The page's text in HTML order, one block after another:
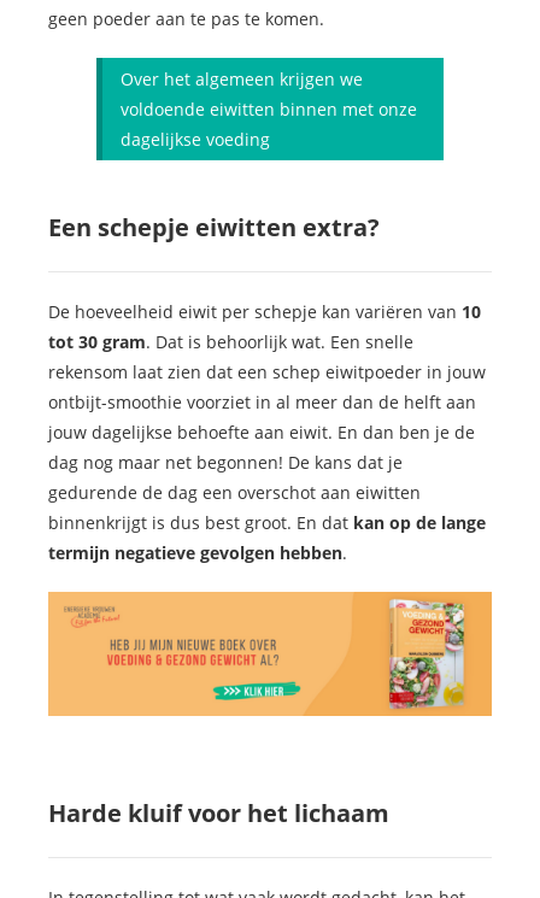
geen poeder aan te pas te komen.
Over het algemeen krijgen we
voldoende eiwitten binnen met onze
dagelijkse voeding
Een schepje eiwitten extra?
De hoeveelheid eiwit per schepje kan variëren van 10
tot 30 gram. Dat is behoorlijk wat. Een snelle
rekensom laat zien dat een schep eiwitpoeder in jouw
ontbijt-smoothie voorziet in al meer dan de helft aan
jouw dagelijkse behoefte aan eiwit. En dan ben je de
dag nog maar net begonnen! De kans dat je
gedurende de dag een overschot aan eiwitten
binnenkrijgt is dus best groot. En dat kan op de lange
termijn negatieve gevolgen hebben.
Harde kluif voor het lichaam